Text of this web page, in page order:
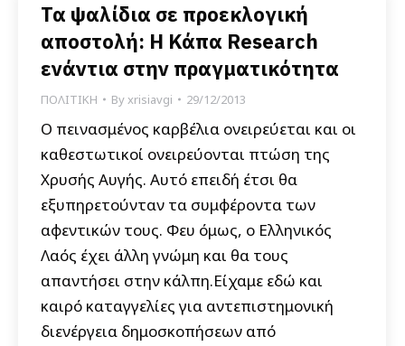
Τα ψαλίδια σε προεκλογική
αποστολή: Η Κάπα Research
ενάντια στην πραγματικότητα
ΠΟΛΙΤΙΚΗ Byxrisiavgi 29/12/2013
Ο πεινασμένος καρβέλια ονειρεύεται και οι
καθεστωτικοί ονειρεύονται πτώση της
Χρυσής Αυγής. Αυτό επειδή έτσι θα
εξυπηρετούνταν τα συμφέροντα των
αφεντικών τους. Φευ όμως, ο Ελληνικός
Λαός έχει άλλη γνώμη και θα τους
απαντήσει στην κάλπη.Είχαμε εδώ και
καιρό καταγγελίες για αντεπιστημονική
διενέργεια δημοσκοπήσεων από